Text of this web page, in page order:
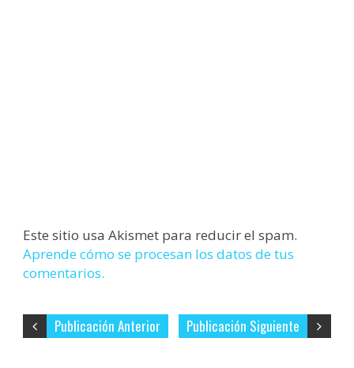
Este sitio usa Akismet para reducir el spam.
Aprende cómo se procesan los datos de tus
comentarios.
Publicación Siguiente
Publicación Anterior